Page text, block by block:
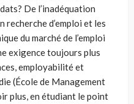
De l’inadéquation
recherche d’emploi et les
du marché de l’emploi
exigence toujours plus
employabilité et
(École de Management
plus, en étudiant le point